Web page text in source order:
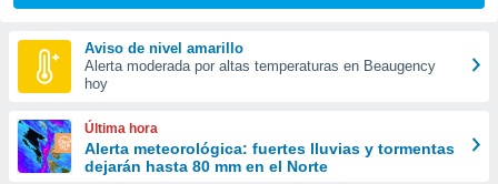
y
forma
digital
basada
Aviso de nivel amarillo
Alerta moderada por altas temperaturas en Beaugency
hoy
Última hora
Alerta meteorológica: fuertes lluvias y tormentas
dejarán hasta 80 mm en el Norte